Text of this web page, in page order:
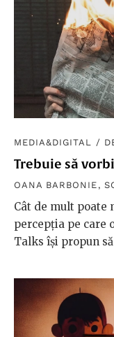
MEDIA&DIGITAL /
Trebuie să
OANA BARBONIE ,
Cât de mult poate
percepția pe care
Talks își propun